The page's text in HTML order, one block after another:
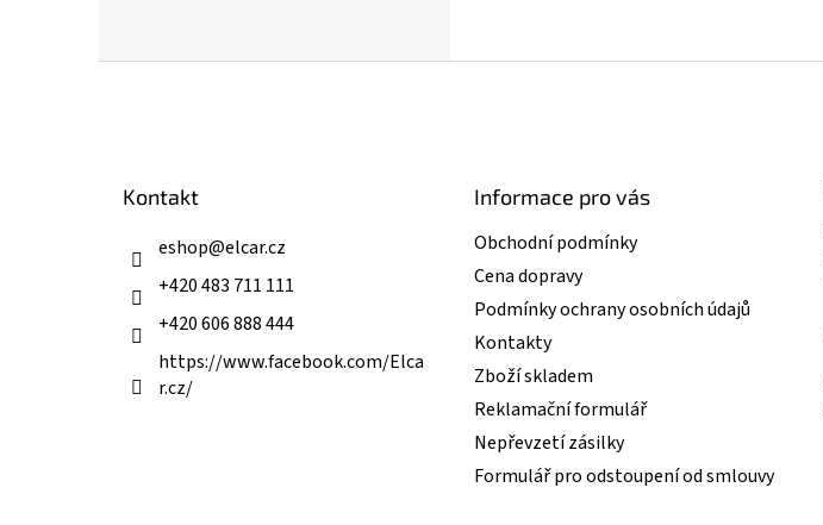
Kontakt
eshop@elcar.cz
+420 483 711 111
+420 606 888 444
https://www.facebook.com/Elca
r.cz/
Informace pro vás
Obchodní podmínky
Cena dopravy
Podmínky ochrany osobních údajů
Kontakty
Zboží skladem
Reklamační formulář
Nepřevzetí zásilky
Formulář pro odstoupení od smlouvy